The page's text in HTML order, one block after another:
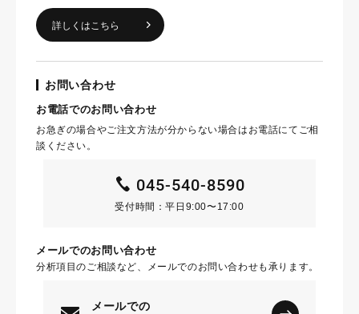
詳しくはこちら
お問い合わせ
お電話でのお問い合わせ
お急ぎの場合やご注文方法が分からない場合はお電話にてご相
談ください。
045-540-8590
受付時間：平日9:00〜17:00
メールでのお問い合わせ
分析項目のご相談など、メールでのお問い合わせも承ります。
メールでの